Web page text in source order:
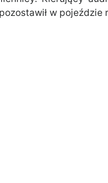
w pojeździe